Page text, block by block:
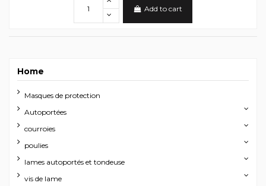
Add to cart
Home
Masques de protection
Autoportées
courroies
poulies
lames autoportés et tondeuse
vis de lame